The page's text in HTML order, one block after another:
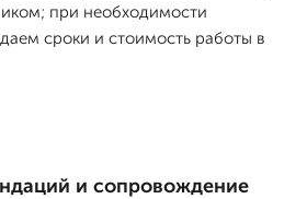
при необходимости
сроки и стоимость работы в
и сопровождение